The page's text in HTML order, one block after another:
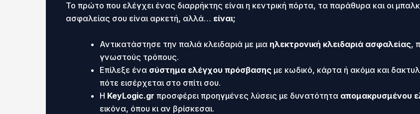
Το πρώτο που ελέγχει ένας διαρρήκτης είναι η κεντρική πόρτα, τα παράθυρα και οι
ασφαλείας σου είναι αρκετή, αλλά… είναι;
Αντικατάστησε την παλιά κλειδαριά με μια ηλεκτρονική κλειδαριά ασφαλείας,
γνωστούς τρόπους.
Επίλεξε ένα σύστημα ελέγχου πρόσβασης με κωδικό, κάρτα ή ακόμα και
πότε εισέρχεται στο σπίτι σου.
Η KeyLogic.gr προσφέρει προηγμένες λύσεις με δυνατότητα απομακρυσμένου
εικόνα, όπου κι αν βρίσκεσαι.